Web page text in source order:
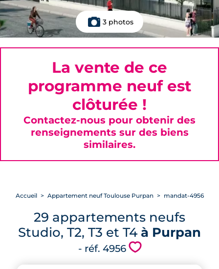
3 photos
Accueil Appartement neuf Toulouse Purpan mandat-4956
29 appartements neufs
Studio, T2, T3 et T4 à Purpan
- réf. 4956 💗
La vente de ce
programme neuf est
clôturée !
Contactez-nous pour obtenir des
renseignements sur des biens
similaires.